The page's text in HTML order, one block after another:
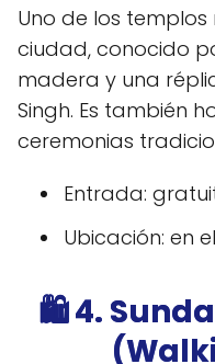
Uno de los
ciudad, conocido
madera y una
Singh. Es también
ceremonias
Entrada:
Ubicación: en
🛍️ 4.